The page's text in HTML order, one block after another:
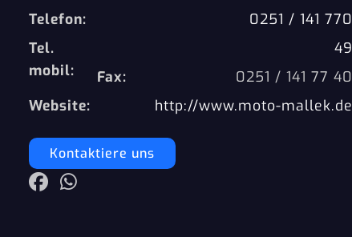
Telefon:
0251 / 141 770
Tel.
mobil:
49
Fax:
0251 / 141 77 40
Website:
http://www.moto-mallek.de
Kontaktiere uns